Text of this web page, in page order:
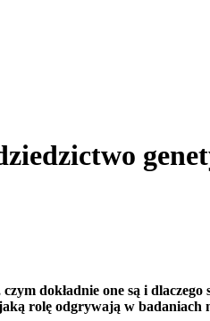
dokładnie one są i
rolę odgrywają w